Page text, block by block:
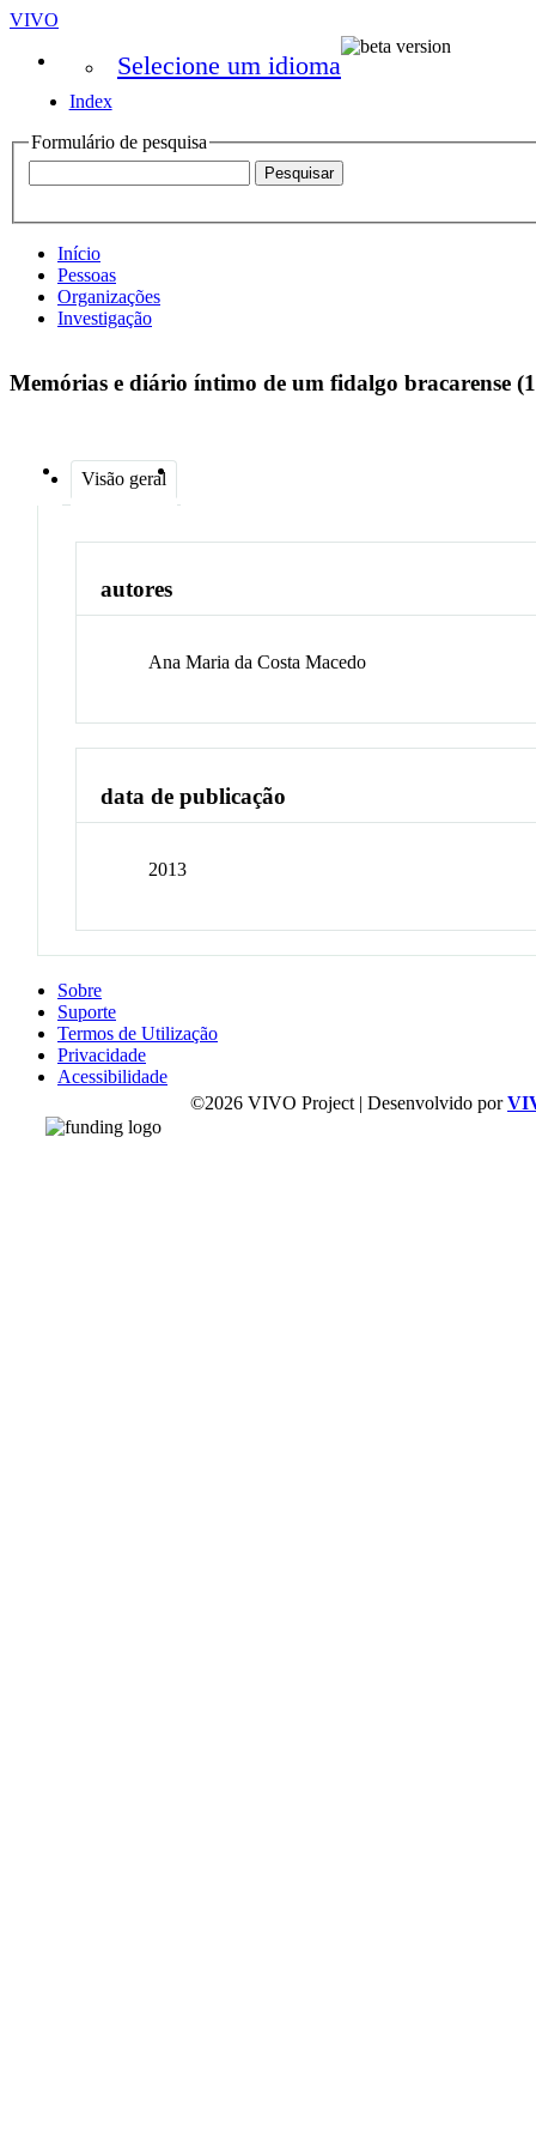
VIVO
Selecione um idioma
Index
Formulário de pesquisa
Início
Pessoas
Organizações
Investigação
Memórias e diário íntimo de um fidalgo bracarense
Visão geral
autores
Ana Maria da Costa Macedo
data de publicação
2013
Sobre
Suporte
Termos de Utilização
Privacidade
Acessibilidade
©2026 VIVO Project | Desenvolvido por